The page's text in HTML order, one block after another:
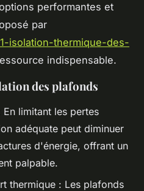
performantes et
par
isolation-thermique-des-
indispensable.
des plafonds
limitant les pertes
adéquate peut diminuer
d'énergie, offrant un
palpable.
thermique : Les plafonds